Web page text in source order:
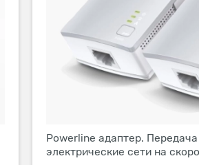
Powerline адаптер.
электрические сети на